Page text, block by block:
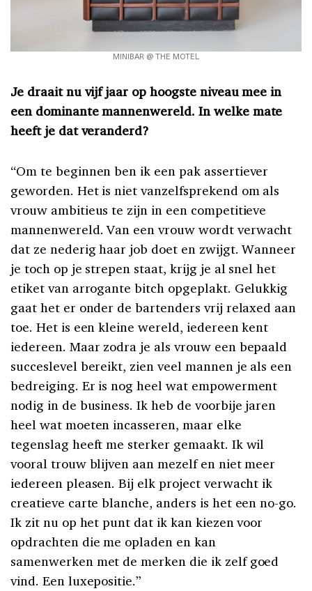
MINIBAR @ THE MOTEL
Je draait nu vijf jaar op hoogste niveau mee in
een dominante mannenwereld. In welke mate
heeft je dat veranderd?
“Om te beginnen ben ik een pak assertiever
geworden. Het is niet vanzelfsprekend om als
vrouw ambitieus te zijn in een competitieve
mannenwereld. Van een vrouw wordt verwacht
dat ze nederig haar job doet en zwijgt. Wanneer
je toch op je strepen staat, krijg je al snel het
etiket van arrogante bitch opgeplakt. Gelukkig
gaat het er onder de bartenders vrij relaxed aan
toe. Het is een kleine wereld, iedereen kent
iedereen. Maar zodra je als vrouw een bepaald
succeslevel bereikt, zien veel mannen je als een
bedreiging. Er is nog heel wat empowerment
nodig in de business. Ik heb de voorbije jaren
heel wat moeten incasseren, maar elke
tegenslag heeft me sterker gemaakt. Ik wil
vooral trouw blijven aan mezelf en niet meer
iedereen pleasen. Bij elk project verwacht ik
creatieve carte blanche, anders is het een no-go.
Ik zit nu op het punt dat ik kan kiezen voor
opdrachten die me opladen en kan
samenwerken met de merken die ik zelf goed
vind. Een luxepositie.”